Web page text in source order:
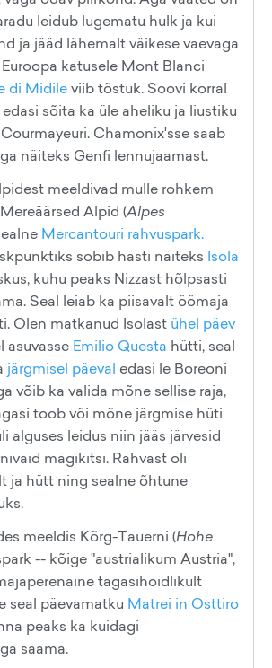
leidub lugematu hulk ja kui
ja jääd lähemalt väikese vaevaga
katusele Mont Blanci
di Midileviib tõstuk. Soovi korral
sõita ka üle aheliku ja liustiku
Chamonix'sse saab
näiteks Genfi lennujaamast.
meeldivad mulle rohkem
Alpid (Alpes
Mercantouri rahvuspark.
sobib hästi näiteks Isola
kuhu peaks Nizzast hõlpsasti
Seal leiab ka piisavalt öömaja
Olen matkanud Isolast ühel päev
asuvasse Emilio Questa hütti, seal
järgmisel päeval edasi le Boreoni
võib ka valida mõne sellise raja,
toob või mõne järgmise hüti
alguses leidus niin jääs järvesid
mägikitsi. Rahvast oli
ja hütt ning sealne õhtune
meeldis Kõrg-Tauerni (Hohe
-- kõige "austrialikum Austria",
tagasihoidlikult
seal päevamatku Matrei in Osttiro
peaks ka kuidagi
saama.